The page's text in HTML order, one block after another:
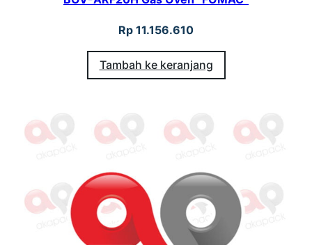
Rp 11.156.610
Tambah ke keranjang